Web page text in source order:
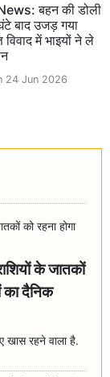
बहन की डोली
बाद उजड़ गया
विवाद में भाइयों ने ले
24 Jun 2026
के जातकों
का दैनिक
खास रहने वाला है.